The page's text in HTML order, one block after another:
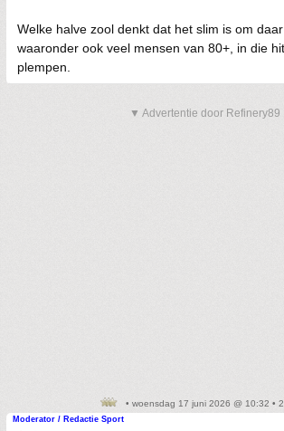
Welke halve zool denkt dat het slim is om
waaronder ook veel mensen van 80+, in die
plempen.
▼ Advertentie door Refinery89
• woensdag 17 juni 2026 @ 10:32 •
Moderator / Redactie Sport